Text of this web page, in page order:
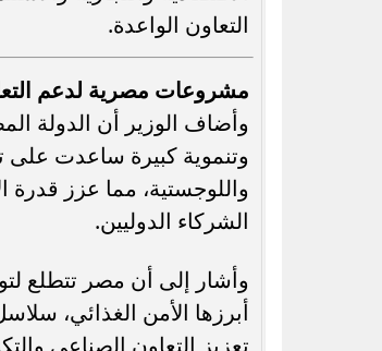
التعاون الواعدة.
مشروعات مصرية لدعم
وأضاف الوزير أن الدولة
وتنموية كبيرة ساعدت على
واللوجستية، مما عزز
الشركاء الدوليين.
وأشار إلى أن مصر تتطلع
أبرزها الأمن الغذائي،
تعزيز التعاون الصناعي